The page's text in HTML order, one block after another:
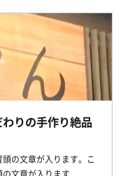
わりの手作り絶品
の文章が入ります。こ
文章が入ります...